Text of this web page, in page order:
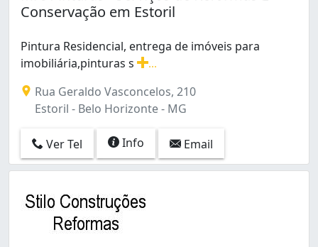
Conservação em Estoril
Pintura Residencial, entrega de imóveis para
imobiliária,pinturas s
Rua Geraldo Vasconcelos, 210
Estoril - Belo Horizonte - MG
Ver Tel Info Email